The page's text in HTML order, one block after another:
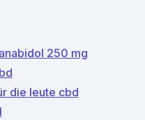
250 mg
die leute cbd